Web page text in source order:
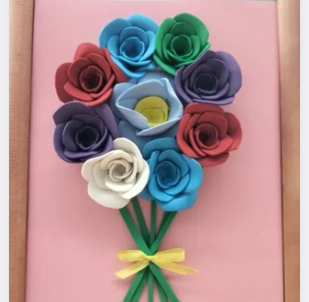
Города
Площадки
Артисты
Рейтинги